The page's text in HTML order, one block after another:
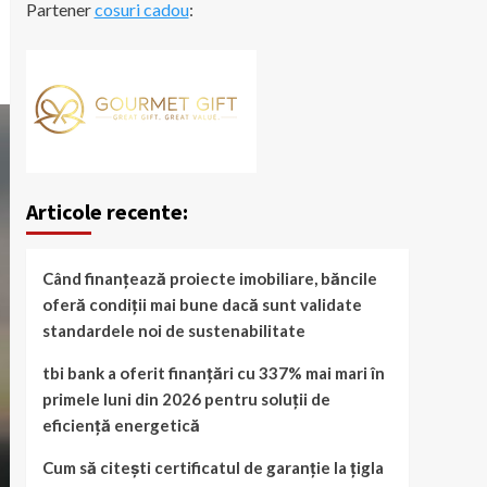
Partenercosuri cadou:
Articole recente:
Când finanțează proiecte imobiliare, băncile
oferă condiții mai bune dacă sunt validate
standardele noi de sustenabilitate
tbi bank a oferit finanțări cu 337% mai mari în
primele luni din 2026 pentru soluții de
eficiență energetică
Cum să citești certificatul de garanție la țigla